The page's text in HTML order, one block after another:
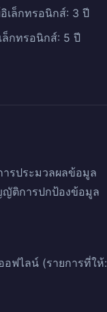
เล็กทรอนิกส์: 3 ปี
ล็กทรอนิกส์: 5 ปี
รประมวลผลข้อมูล
ติการปกป้องข้อมูล
ฟไลน์ (รายการที่ให้: